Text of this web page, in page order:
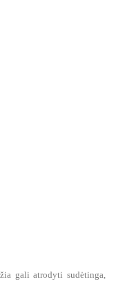
gali atrodyti sudėtinga,